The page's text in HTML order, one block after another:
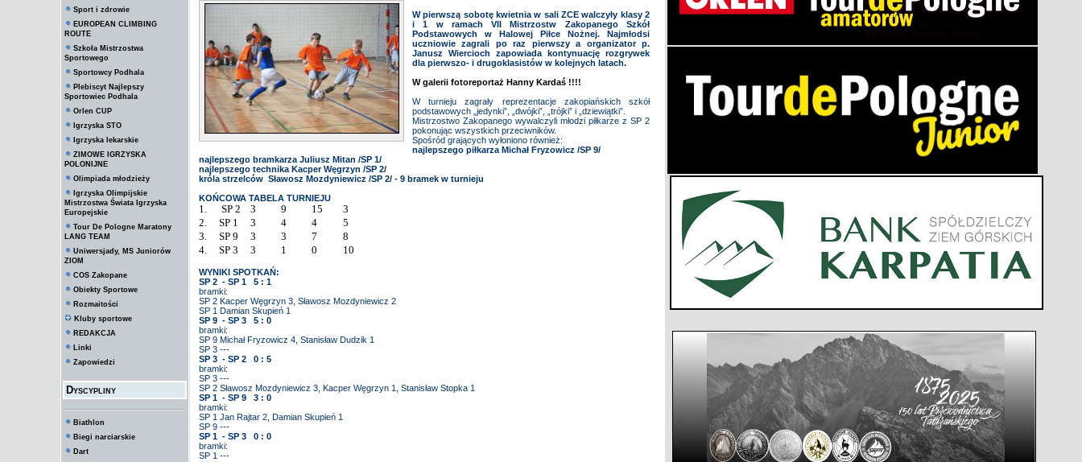
Sport i zdrowie
EUROPEAN CLIMBING
ROUTE
Szkoła Mistrzostwa
Sportowego
Sportowcy Podhala
Plebiscyt Najlepszy
Sportowiec Podhala
Orlen CUP
Igrzyska STO
Igrzyska lekarskie
ZIMOWE IGRZYSKA
POLONIJNE
Olimpiada młodzieży
Igrzyska Olimpijskie
Mistrzostwa Świata Igrzyska
Europejskie
Tour De Pologne Maratony
LANG TEAM
Uniwersjady, MS Juniorów
ZIOM
COS Zakopane
Obiekty Sportowe
Rozmaitości
Kluby sportowe
REDAKCJA
Linki
Zapowiedzi
Dyscypliny
Biathlon
Biegi narciarskie
Dart
W pierwszą sobotę kwietnia w sali ZCE walczyły klasy 2
i 1 w ramach VII Mistrzostw Zakopanego Szkół
Podstawowych w Halowej Piłce Nożnej. Najmłodsi
uczniowie zagrali po raz pierwszy a organizator p.
Janusz Wiercioch zapowiada kontynuację rozgrywek
dla pierwszo- i drugoklasistów w kolejnych latach.
W galerii fotoreportaż Hanny Kardaś !!!!
W turnieju zagrały reprezentacje zakopiańskich szkół
podstawowych „jedynki”, „dwójki”, „trójki” i „dziewiątki”.
Mistrzostwo Zakopanego wywalczyli młodzi piłkarze z SP 2
pokonując wszystkich przeciwników.
Spośród grających wyłoniono również:
najlepszego piłkarza Michał Fryzowicz /SP 9/
najlepszego bramkarza Juliusz Mitan /SP 1/
najlepszego technika Kacper Węgrzyn /SP 2/
króla strzelców Sławosz Mozdyniewicz /SP 2/ - 9 bramek w turnieju
KOŃCOWA TABELA TURNIEJU
1. SP 2 3 9 15
3
2.
SP 1 3 4 4
5
3.
SP 9 3 3 7
8
4.
SP 3 3 1 0 10
WYNIKI SPOTKAŃ:
SP 2 - SP 1 5 : 1
bramki:
SP 2 Kacper Węgrzyn 3, Sławosz Mozdyniewicz 2
SP 1 Damian Skupień 1
SP 9 - SP 3 5 : 0
bramki:
SP 9 Michał Fryzowicz 4, Stanisław Dudzik 1
SP 3 ---
SP 3 - SP 2 0 : 5
bramki:
SP 3 ---
SP 2 Sławosz Mozdyniewicz 3, Kacper Węgrzyn 1, Stanisław Stopka 1
SP 1 - SP 9 3 : 0
bramki:
SP 1 Jan Rajtar 2, Damian Skupień 1
SP 9 ---
SP 1 - SP 3 0 : 0
bramki:
SP 1 ---